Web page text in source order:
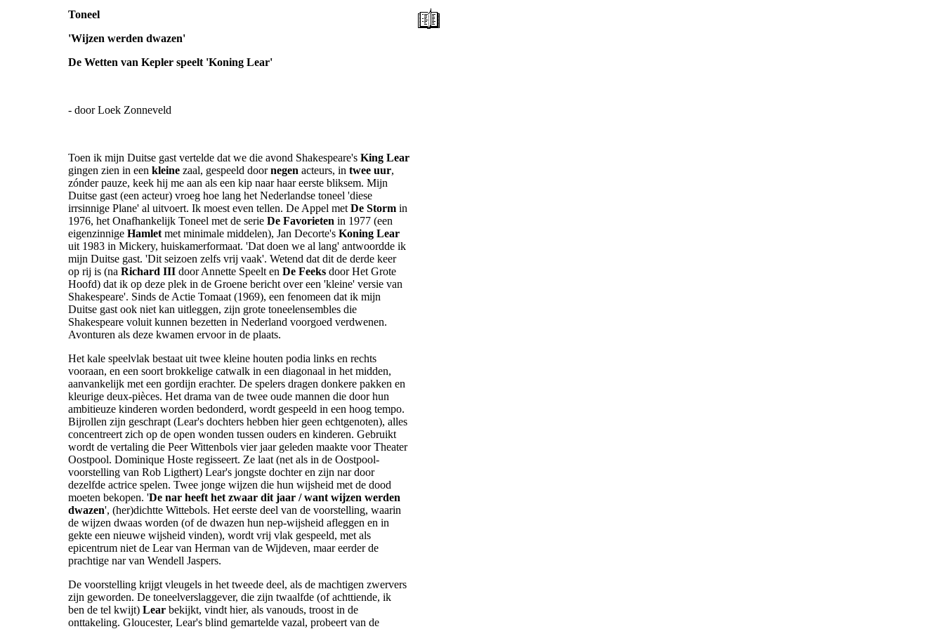
Toneel
'Wijzen werden dwazen'
De Wetten van Kepler speelt 'Koning Lear'
- door Loek Zonneveld
Toen ik mijn Duitse gast vertelde dat we die avond Shakespeare's King Lear
gingen zien in een kleine zaal, gespeeld doornegen acteurs, in twee uur,
zónder pauze, keek hij me aan als een kip naar haar eerste bliksem. Mijn
Duitse gast (een acteur) vroeg hoe lang het Nederlandse toneel 'diese
irrsinnige Plane' al uitvoert. Ik moest even tellen. De Appel met De Storm in
1976, het Onafhankelijk Toneel met de serie De Favorieten in 1977 (een
eigenzinnige Hamlet met minimale middelen), Jan Decorte's Koning Lear
uit 1983 in Mickery, huiskamerformaat. 'Dat doen we al lang' antwoordde ik
mijn Duitse gast. 'Dit seizoen zelfs vrij vaak'. Wetend dat dit de derde keer
op rij is (na Richard III door Annette Speelt en De Feeks door Het Grote
Hoofd) dat ik op deze plek in de Groene bericht over een 'kleine' versie van
Shakespeare'. Sinds de Actie Tomaat (1969), een fenomeen dat ik mijn
Duitse gast ook niet kan uitleggen, zijn grote toneelensembles die
Shakespeare voluit kunnen bezetten in Nederland voorgoed verdwenen.
Avonturen als deze kwamen ervoor in de plaats.
Het kale speelvlak bestaat uit twee kleine houten podia links en rechts
vooraan, en een soort brokkelige catwalk in een diagonaal in het midden,
aanvankelijk met een gordijn erachter. De spelers dragen donkere pakken en
kleurige deux-pièces. Het drama van de twee oude mannen die door hun
ambitieuze kinderen worden bedonderd, wordt gespeeld in een hoog tempo.
Bijrollen zijn geschrapt (Lear's dochters hebben hier geen echtgenoten), alles
concentreert zich op de open wonden tussen ouders en kinderen. Gebruikt
wordt de vertaling die Peer Wittenbols vier jaar geleden maakte voor Theater
Oostpool. Dominique Hoste regisseert. Ze laat (net als in de Oostpool-
voorstelling van Rob Ligthert) Lear's jongste dochter en zijn nar door
dezelfde actrice spelen. Twee jonge wijzen die hun wijsheid met de dood
moeten bekopen. 'De nar heeft het zwaar dit jaar / want wijzen werden
dwazen', (her)dichtte Wittebols. Het eerste deel van de voorstelling, waarin
de wijzen dwaas worden (of de dwazen hun nep-wijsheid afleggen en in
gekte een nieuwe wijsheid vinden), wordt vrij vlak gespeeld, met als
epicentrum niet de Lear van Herman van de Wijdeven, maar eerder de
prachtige nar van Wendell Jaspers.
De voorstelling krijgt vleugels in het tweede deel, als de machtigen zwervers
zijn geworden. De toneelverslaggever, die zijn twaalfde (of achttiende, ik
ben de tel kwijt) Lear bekijkt, vindt hier, als vanouds, troost in de
onttakeling. Gloucester, Lear's blind gemartelde vazal, probeert van de